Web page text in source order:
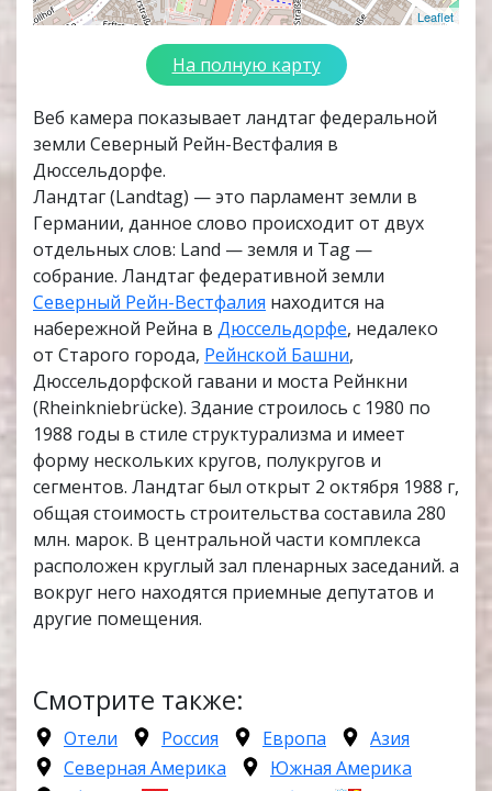
Leaflet
На полную карту
Веб камера показывает ландтаг федеральной
земли Северный Рейн-Вестфалия в
Дюссельдорфе.
Ландтаг (Landtag) — это парламент земли в
Германии, данное слово происходит от двух
отдельных слов: Land — земля и Tag —
собрание. Ландтаг федеративной земли
Северный Рейн-Вестфалия находится на
набережной Рейна в Дюссельдорфе, недалеко
от Старого города, Рейнской Башни,
Дюссельдорфской гавани и моста Рейнкни
(Rheinkniebrücke). Здание строилось с 1980 по
1988 годы в стиле структурализма и имеет
форму нескольких кругов, полукругов и
сегментов. Ландтаг был открыт 2 октября 1988 г,
общая стоимость строительства составила 280
млн. марок. В центральной части комплекса
расположен круглый зал пленарных заседаний. а
вокруг него находятся приемные депутатов и
другие помещения.
Смотрите также:
Отели Россия Европа
Азия
Северная Америка
Южная Америка